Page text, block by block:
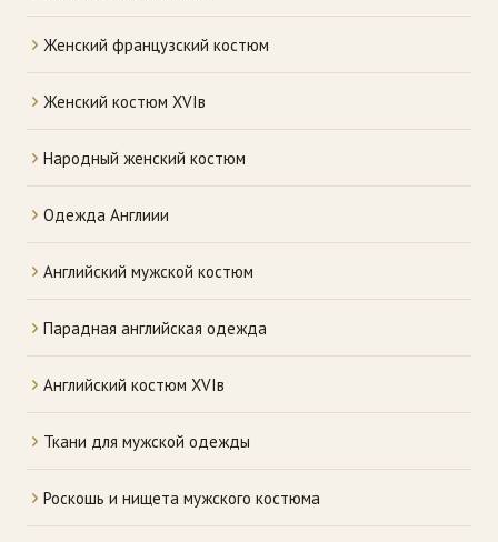
Женский французский костюм
Женский костюм XVIв
Народный женский костюм
Одежда Англиии
Английский мужской костюм
Парадная английская одежда
Английский костюм XVIв
Ткани для мужской одежды
Роскошь и нищета мужского костюма